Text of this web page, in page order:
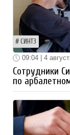
СИНТЗ
09:04 | 4
Сотрудники
по